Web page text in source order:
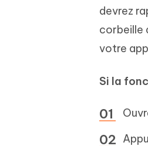
devrez
corbeille
votre
Si la